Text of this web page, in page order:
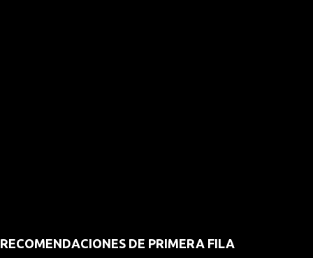
RECOMENDACIONES DE PRIMERA FILA